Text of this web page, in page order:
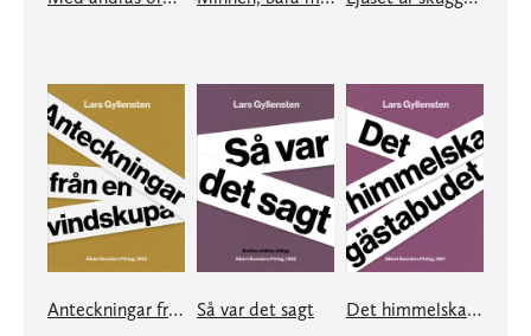
Anteckningar från en vindskupa Så var det sagt Det himmelska gästabudet